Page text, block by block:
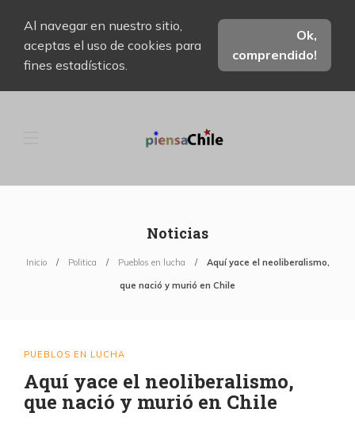
Al navegar en nuestro sitio,
aceptas el uso de cookies para
fines estadísticos.
Ok,
comprendido!
Noticias
Inicio Politica Pueblos en lucha Aquí yace el neoliberalismo,
que nació y murió en Chile
PUEBLOS EN LUCHA
Aquí yace el neoliberalismo,
que nació y murió en Chile